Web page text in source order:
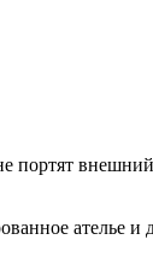
ателье и